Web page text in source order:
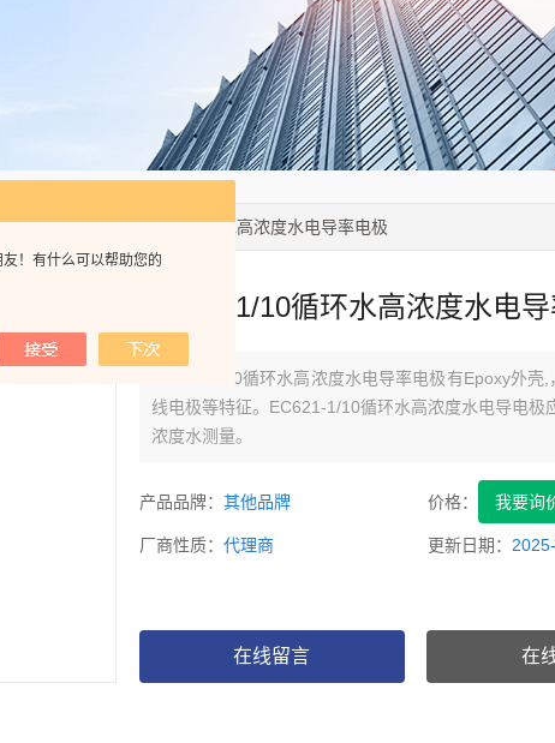
！有什么可以帮助您的
电阻率仪> EC621-1/10循环水高浓度水电导率电极
EC621-1/10循环水高浓度水电
EC621-1/10循环水高浓度水电导率电极有Epoxy外壳
线电极等特征。EC621-1/10循环水高浓度水电导电极
浓度水测量。
产品品牌： 其他品牌 价格： 我要询
厂商性质： 代理商 更新日期：
在线留言 在